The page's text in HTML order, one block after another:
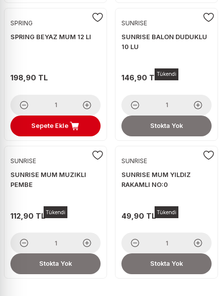
SPRING
SPRING BEYAZ MUM 12 LI
198,90 TL
Sepete Ekle
Tükendi
SUNRISE
SUNRISE BALON DUDUKLU
10 LU
146,90 TL
Stokta Yok
Tükendi
SUNRISE
SUNRISE MUM MUZIKLI
PEMBE
112,90 TL
Stokta Yok
Tükendi
SUNRISE
SUNRISE MUM YILDIZ
RAKAMLI NO:0
49,90 TL
Stokta Yok